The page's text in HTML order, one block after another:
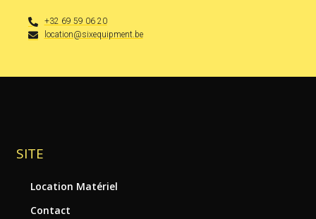
+32 69 59 06 20
location@sixequipment.be
SITE
Location Matériel
Contact